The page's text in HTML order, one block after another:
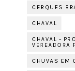
CERQUES
CHAVAL
CHAVAL -
VEREADORA
CHUVAS EM